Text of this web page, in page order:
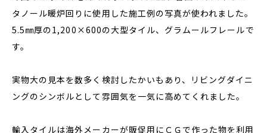
タノール暖炉回りに使用した施工例の写真が使われました。
5.5㎜厚の1,200×600の大型タイル、グラムールフレールで
す。
実物大の見本を数多く検討したかいもあり、リビングダイニ
ングのシンボルとして雰囲気を一気に高めてくれました。
輸入タイルは海外メーカーが販促用にＣＧで作った物を利用